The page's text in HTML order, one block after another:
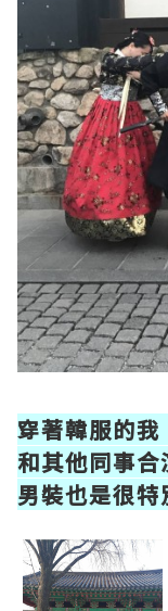
穿著韓服的我
和其他同事
男裝也是很